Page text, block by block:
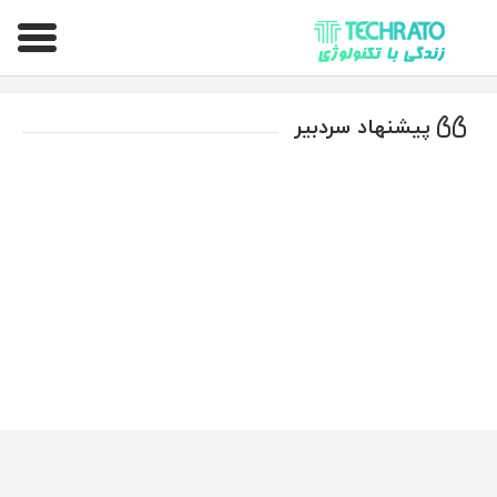
تکراتو – زندگی با تکنولوژی
پیشنهاد سردبیر